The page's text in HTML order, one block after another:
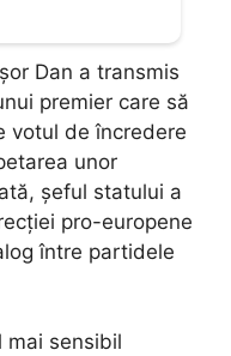
Dan a transmis
premier care să
votul de încredere
unor
șeful statului a
pro-europene
între partidele
mai sensibil